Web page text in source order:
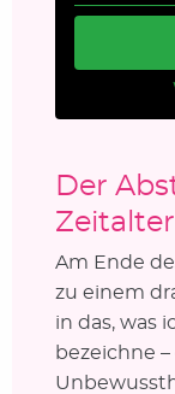
Der
Zeitalter
Am Ende
zu einem
in das, was
bezeichne